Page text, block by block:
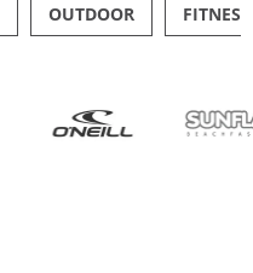
OUTDOOR FITNESS